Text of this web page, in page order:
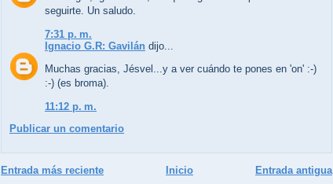
seguirte. Un saludo.
7:31 p. m.
Ignacio G.R: Gavilán dijo...
Muchas gracias, Jésvel...y a ver cuándo te pones en 'on' :-)
:-) (es broma).
11:12 p. m.
Publicar un comentario
Entrada más reciente Entrada antigua
Inicio